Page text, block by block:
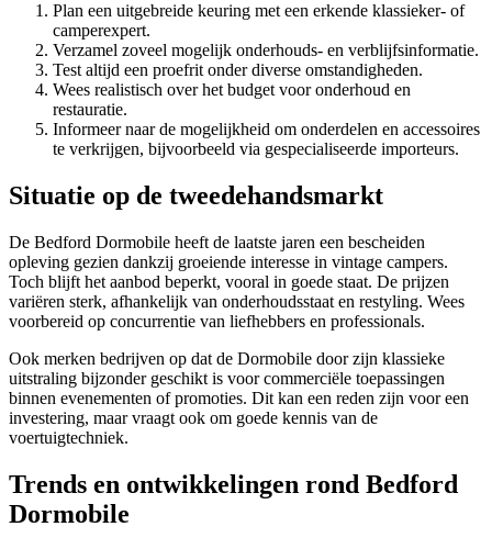
Plan een uitgebreide keuring met een erkende klassieker- of
camperexpert.
Verzamel zoveel mogelijk onderhouds- en verblijfsinformatie.
Test altijd een proefrit onder diverse omstandigheden.
Wees realistisch over het budget voor onderhoud en
restauratie.
Informeer naar de mogelijkheid om onderdelen en accessoires
te verkrijgen, bijvoorbeeld via gespecialiseerde importeurs.
Situatie op de tweedehandsmarkt
De Bedford Dormobile heeft de laatste jaren een bescheiden
opleving gezien dankzij groeiende interesse in vintage campers.
Toch blijft het aanbod beperkt, vooral in goede staat. De prijzen
variëren sterk, afhankelijk van onderhoudsstaat en restyling. Wees
voorbereid op concurrentie van liefhebbers en professionals.
Ook merken bedrijven op dat de Dormobile door zijn klassieke
uitstraling bijzonder geschikt is voor commerciële toepassingen
binnen evenementen of promoties. Dit kan een reden zijn voor een
investering, maar vraagt ook om goede kennis van de
voertuigtechniek.
Trends en ontwikkelingen rond Bedford
Dormobile